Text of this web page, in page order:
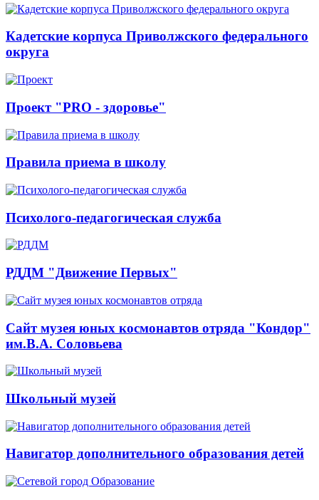
Кадетские корпуса Приволжского федерального
округа
Проект "PRO - здоровье"
Правила приема в школу
Психолого-педагогическая служба
РДДМ "Движение Первых"
Сайт музея юных космонавтов отряда "Кондор"
им.В.А. Соловьева
Школьный музей
Навигатор дополнительного образования детей